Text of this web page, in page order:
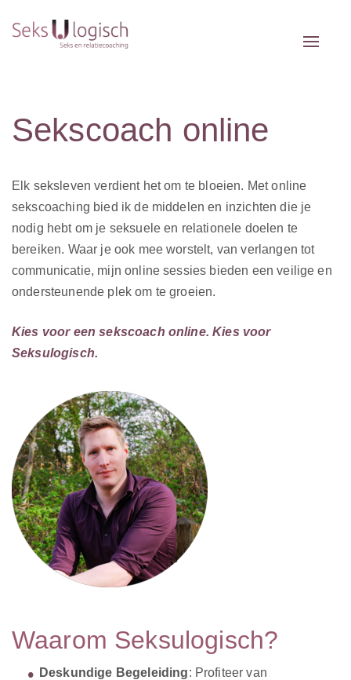
Sekscoach online
Elk seksleven verdient het om te bloeien. Met online
sekscoaching bied ik de middelen en inzichten die je
nodig hebt om je seksuele en relationele doelen te
bereiken. Waar je ook mee worstelt, van verlangen tot
communicatie, mijn online sessies bieden een veilige en
ondersteunende plek om te groeien.
Kies voor een sekscoach online. Kies voor
Seksulogisch.
Waarom Seksulogisch?
Deskundige Begeleiding: Profiteer van